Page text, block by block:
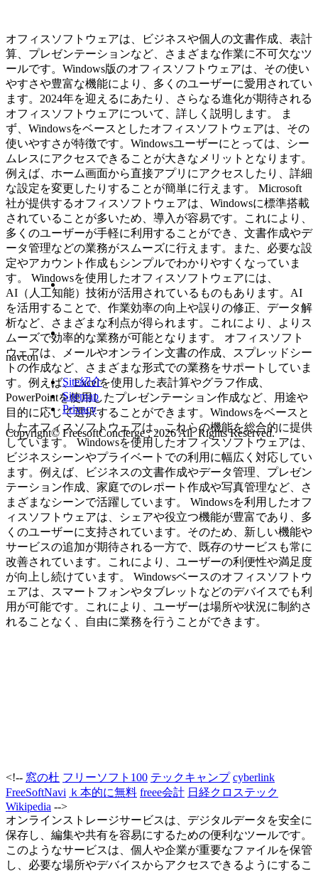
オフィスソフトウェアは、ビジネスや個人の文書作成、表計
算、プレゼンテーションなど、さまざまな作業に不可欠なツ
ールです。Windows版のオフィスソフトウェアは、その使い
やすさや豊富な機能により、多くのユーザーに愛用されてい
ます。2024年を迎えるにあたり、さらなる進化が期待される
オフィスソフトウェアについて、詳しく説明します。 ま
ず、Windowsをベースとしたオフィスソフトウェアは、その
使いやすさが特徴です。Windowsユーザーにとっては、シー
ムレスにアクセスできることが大きなメリットとなります。
例えば、ホーム画面から直接アプリにアクセスしたり、詳細
な設定を変更したりすることが簡単に行えます。 Microsoft
社が提供するオフィスソフトウェアは、Windowsに標準搭載
されていることが多いため、導入が容易です。これにより、
多くのユーザーが手軽に利用することができ、文書作成やデ
ータ管理などの業務がスムーズに行えます。また、必要な設
定やアカウント作成もシンプルでわかりやすくなっていま
す。 Windowsを使用したオフィスソフトウェアには、
AI（人工知能）技術が活用されているものもあります。AI
を活用することで、作業効率の向上や誤りの修正、データ解
析など、さまざまな利点が得られます。これにより、よりス
ムーズで効率的な業務が可能となります。 オフィスソフト
ウェアは、メールやオンライン文書の作成、スプレッドシー
トの作成など、さまざまな形式での業務をサポートしていま
す。例えば、Excelを使用した表計算やグラフ作成、
PowerPointを使用したプレゼンテーション作成など、用途や
目的に応じて選択することができます。Windowsをベースと
したオフィスソフトウェアは、これらの機能を総合的に提供
しています。 Windowsを使用したオフィスソフトウェアは、
ビジネスシーンやプライベートでの利用に幅広く対応してい
ます。例えば、ビジネスの文書作成やデータ管理、プレゼン
テーション作成、家庭でのレポート作成や写真管理など、さ
まざまなシーンで活躍しています。 Windowsを利用したオフ
ィスソフトウェアは、シェアや役立つ機能が豊富であり、多
くのユーザーに支持されています。そのため、新しい機能や
サービスの追加が期待される一方で、既存のサービスも常に
改善されています。これにより、ユーザーの利便性や満足度
が向上し続けています。 Windowsベースのオフィスソフトウ
ェアは、スマートフォンやタブレットなどのデバイスでも利
用が可能です。これにより、ユーザーは場所や状況に制約さ
れることなく、自由に業務を行うことができます。
<!-- 窓の杜 フリーソフト100 テックキャンプ cyberlink
FreeSoftNavi ｋ本的に無料 freee会計 日経クロステック
Wikipedia -->
オンラインストレージサービスは、デジタルデータを安全に
保存し、編集や共有を容易にするための便利なツールです。
このようなサービスは、個人や企業が重要なファイルを保管
し、必要な場所やデバイスからアクセスできるようにするこ
navcon
Site紹介
Sitemap
Privacy
Copyright© FreesoftConcierge , 2026 All Rights Reserved.